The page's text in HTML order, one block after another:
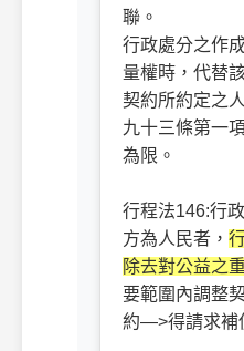
聯。
行政處分之作
量權時，代替
契約所約定之
九十三條第一
為限。
行程法146:行
方為人民者，
除去對公益之
要範圍內調整
約—>得請求補